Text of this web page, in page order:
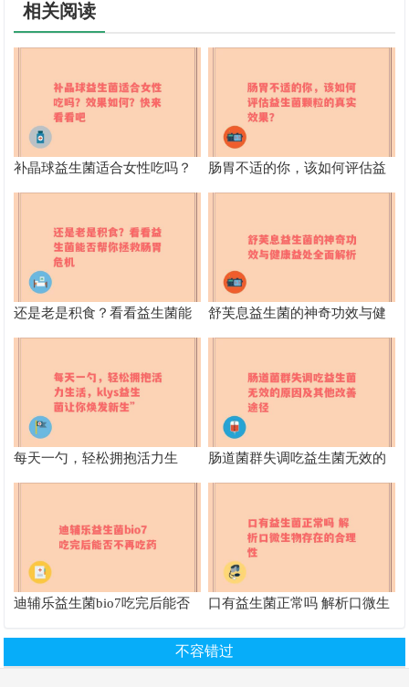
相关阅读
补晶球益生菌适合女性吃吗？
效果如何？快来看看吧
肠胃不适的你，该如何评估益
生菌颗粒的真实效果？
还是老是积食？看看益生菌能
否帮你拯救肠胃危机
舒芙息益生菌的神奇功效与健
康益处全面解析
每天一勺，轻松拥抱活力生
活，klys益生菌让你焕发新生”
肠道菌群失调吃益生菌无效的
原因及其他改善途径
迪辅乐益生菌bio7吃完后能否
口有益生菌正常吗 解析口微生
不容错过